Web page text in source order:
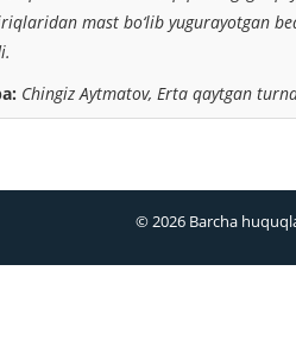
mast bo‘lib yugurayotgan
Chingiz Aytmatov, Erta qaytgan
© 2026 Barcha